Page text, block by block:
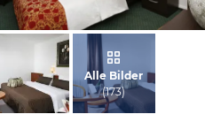
Hotelier, November 2013
Alle Bilder
(173)